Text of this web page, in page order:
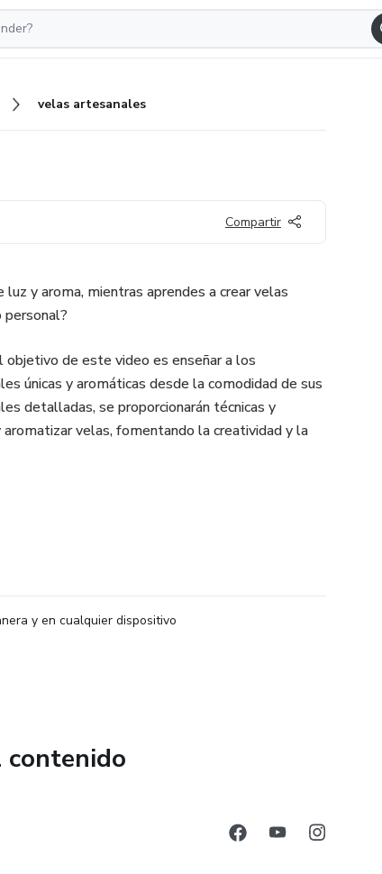
velas artesanales
Compartir
y aroma, mientras aprendes a crear velas
de este video es enseñar a los
únicas y aromáticas desde la comodidad de sus
detalladas, se proporcionarán técnicas y
velas, fomentando la creatividad y la
y en cualquier dispositivo
contenido